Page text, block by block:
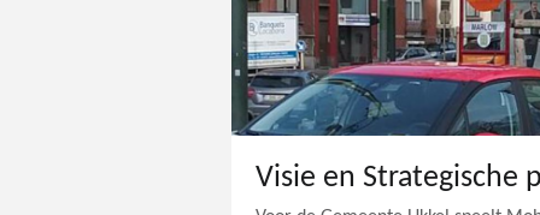
Visie en Strategische